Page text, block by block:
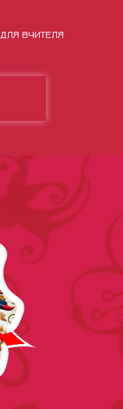
ДЛЯ ВЧИТЕЛЯ